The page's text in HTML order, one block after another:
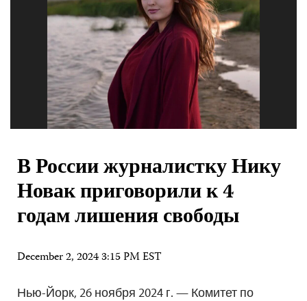
В России журналистку Нику
Новак приговорили к 4
годам лишения свободы
December 2, 2024 3:15 PM EST
Нью-Йорк, 26 ноября 2024 г. — Комитет по